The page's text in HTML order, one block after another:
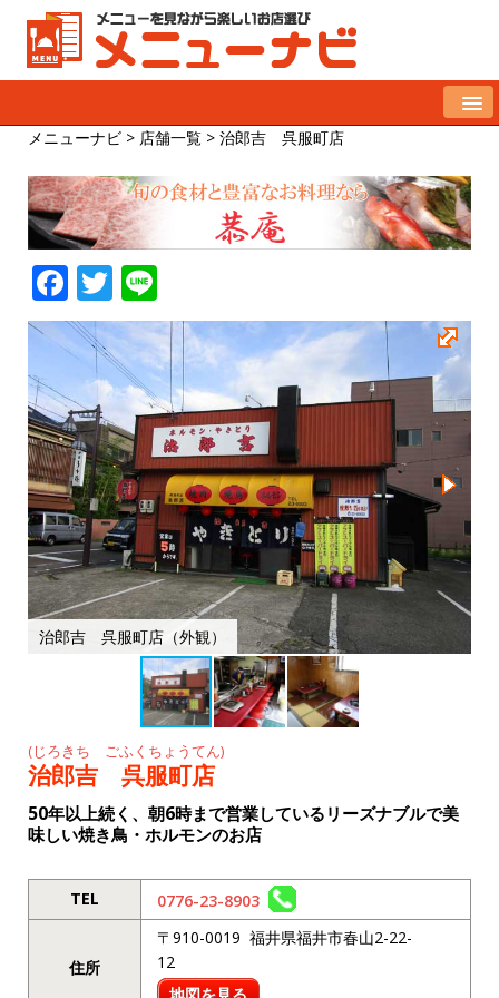
メニューナビ > 店舗一覧 > 治郎吉 呉服町店
F
a
c
e
b
o
o
k
T
w
it
te
r
n
e
治郎吉 呉服町店（外観）
(じろきち ごふくちょうてん)
治郎吉 呉服町店
50年以上続く、朝6時まで営業しているリーズナブルで美
味しい焼き鳥・ホルモンのお店
TEL 0776-23-8903
住所
〒910-0019 福井県福井市春山2-22-
12